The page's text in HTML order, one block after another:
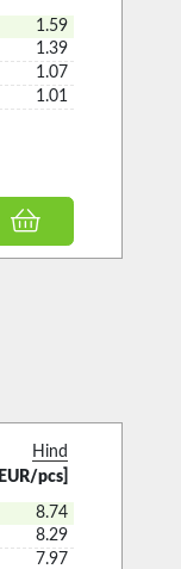
1.59
1.39
1.07
1.01
Hind
[EUR/pcs]
8.74
8.29
7.97